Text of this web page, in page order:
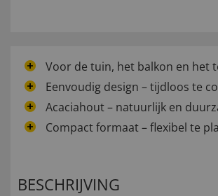
Voor de tuin, het balkon en het
Eenvoudig design – tijdloos te
Acaciahout – natuurlijk en
Compact formaat – flexibel te
BESCHRIJVING